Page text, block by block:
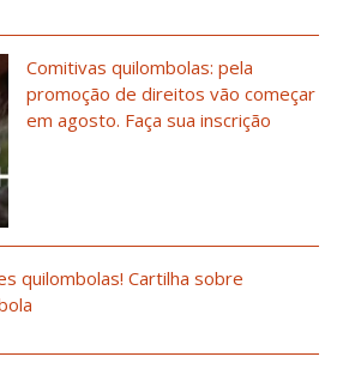
Comitivas quilombolas: pela
promoção de direitos vão começar
em agosto. Faça sua inscrição
quilombolas! Cartilha sobre